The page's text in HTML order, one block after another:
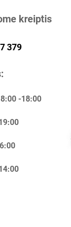
kreiptis
379
-18:00